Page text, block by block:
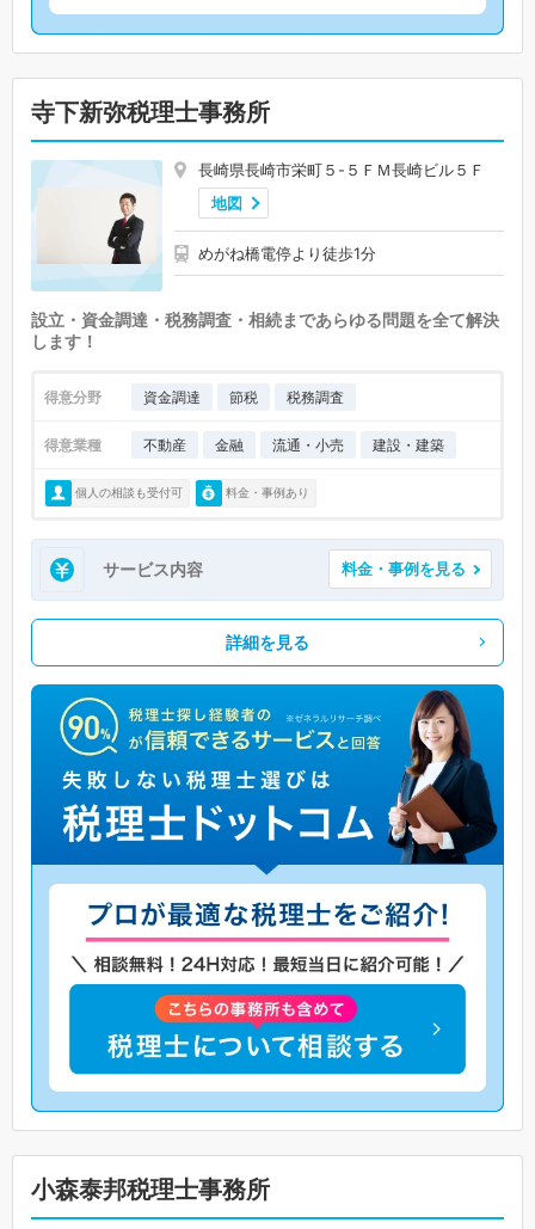
寺下新弥税理士事務所
長崎県長崎市栄町５-５ＦＭ長崎ビル５Ｆ
地図
めがね橋電停より徒歩1分
設立・資金調達・税務調査・相続まであらゆる問題を全て解決
します！
得意分野 資金調達 節税 税務調査
得意業種 不動産 金融 流通・小売 建設・建築
個人の相談も受付可 料金・事例あり
サービス内容 料金・事例を見る
詳細を見る
小森泰邦税理士事務所